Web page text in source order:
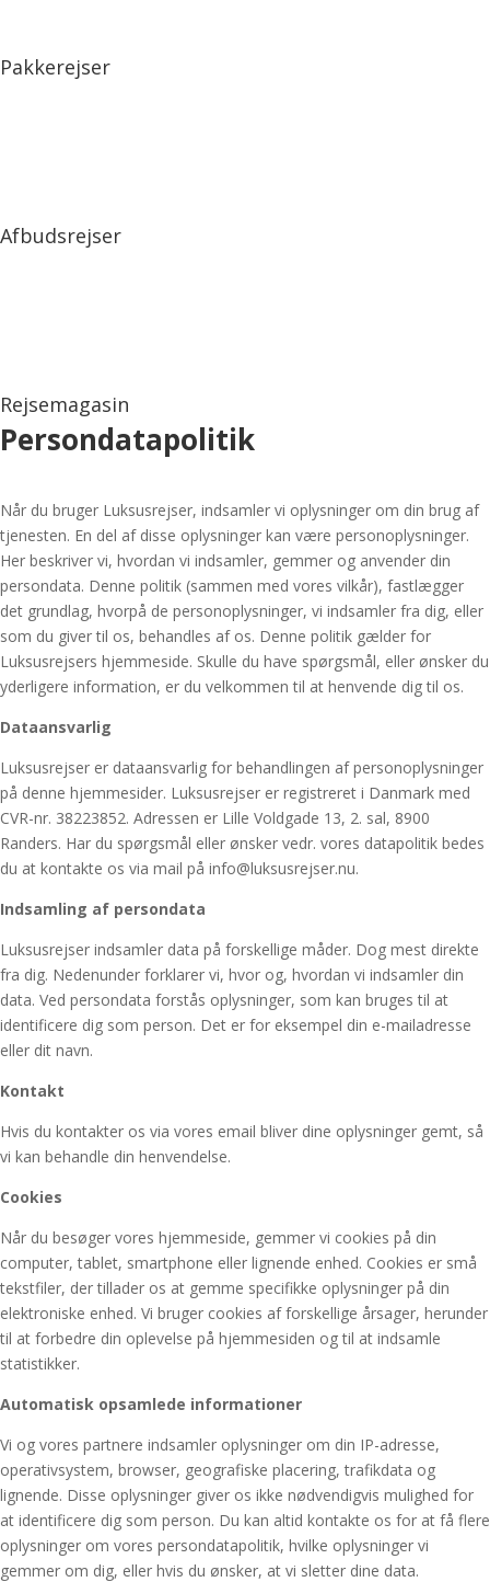
Pakkerejser
Afbudsrejser
Rejsemagasin
Persondatapolitik
Når du bruger Luksusrejser, indsamler vi oplysninger om din brug af
tjenesten. En del af disse oplysninger kan være personoplysninger.
Her beskriver vi, hvordan vi indsamler, gemmer og anvender din
persondata. Denne politik (sammen med vores vilkår), fastlægger
det grundlag, hvorpå de personoplysninger, vi indsamler fra dig, eller
som du giver til os, behandles af os. Denne politik gælder for
Luksusrejsers hjemmeside. Skulle du have spørgsmål, eller ønsker du
yderligere information, er du velkommen til at henvende dig til os.
Dataansvarlig
Luksusrejser er dataansvarlig for behandlingen af personoplysninger
på denne hjemmesider. Luksusrejser er registreret i Danmark med
CVR-nr. 38223852. Adressen er Lille Voldgade 13, 2. sal, 8900
Randers. Har du spørgsmål eller ønsker vedr. vores datapolitik bedes
du at kontakte os via mail på info@luksusrejser.nu.
Indsamling af persondata
Luksusrejser indsamler data på forskellige måder. Dog mest direkte
fra dig. Nedenunder forklarer vi, hvor og, hvordan vi indsamler din
data. Ved persondata forstås oplysninger, som kan bruges til at
identificere dig som person. Det er for eksempel din e-mailadresse
eller dit navn.
Kontakt
Hvis du kontakter os via vores email bliver dine oplysninger gemt, så
vi kan behandle din henvendelse.
Cookies
Når du besøger vores hjemmeside, gemmer vi cookies på din
computer, tablet, smartphone eller lignende enhed. Cookies er små
tekstfiler, der tillader os at gemme specifikke oplysninger på din
elektroniske enhed. Vi bruger cookies af forskellige årsager, herunder
til at forbedre din oplevelse på hjemmesiden og til at indsamle
statistikker.
Automatisk opsamlede informationer
Vi og vores partnere indsamler oplysninger om din IP-adresse,
operativsystem, browser, geografiske placering, trafikdata og
lignende. Disse oplysninger giver os ikke nødvendigvis mulighed for
at identificere dig som person. Du kan altid kontakte os for at få flere
oplysninger om vores persondatapolitik, hvilke oplysninger vi
gemmer om dig, eller hvis du ønsker, at vi sletter dine data.